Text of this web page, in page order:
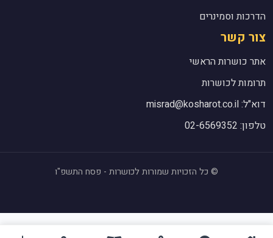
הדרכות וסמינרים
צור קשר
אתר כושרות הראשי
תרומות לכושרות
דוא"ל: misrad@kosharot.co.il
טלפון: 02-6569352
© כל הזכויות שמורות לכושרות - פסח התשפ"ו